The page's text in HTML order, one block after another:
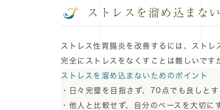
ストレスを溜め込まな
ストレス性胃腸炎を改善するには、ストレ
完全にストレスをなくすことは難しいです
ストレスを溜め込まないためのポイント
・日々完璧を目指さず、70点でも良しとす
・他人と比較せず、自分のペースを大切に